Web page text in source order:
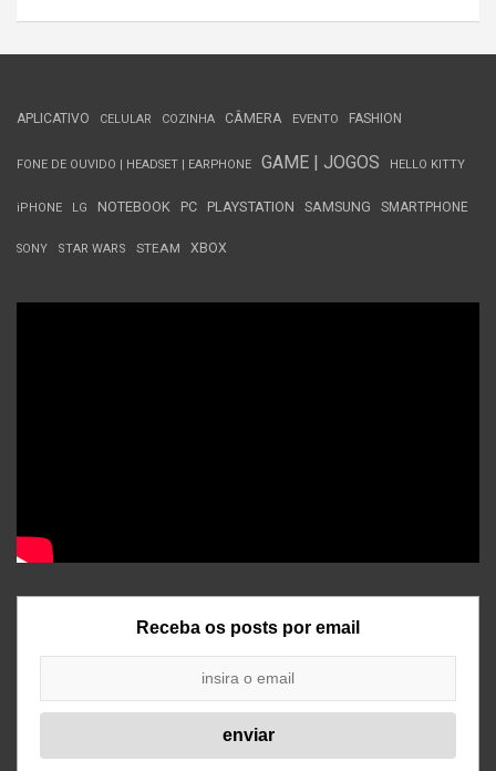
APLICATIVO CELULAR COZINHA CÂMERA EVENTO FASHION
FONE DE OUVIDO | HEADSET | EARPHONE GAME | JOGOS HELLO KITTY
iPHONE LG NOTEBOOK PC PLAYSTATION SAMSUNG SMARTPHONE
SONY STAR WARS STEAM XBOX
Receba os posts por email